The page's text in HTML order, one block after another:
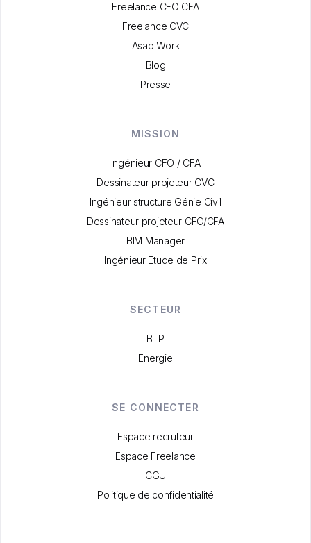
Freelance CFO CFA
Freelance CVC
Asap Work
Blog
Presse
MISSION
Ingénieur CFO / CFA
Dessinateur projeteur CVC
Ingénieur structure Génie Civil
Dessinateur projeteur CFO/CFA
BIM Manager
Ingénieur Etude de Prix
SECTEUR
BTP
Energie
SE CONNECTER
Espace recruteur
Espace Freelance
CGU
Politique de confidentialité